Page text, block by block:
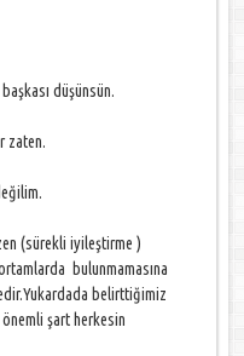
düşünsün.
zaten.
(sürekli iyileştirme )
bulunmamasına
belirttiğimiz
önemli şart herkesin